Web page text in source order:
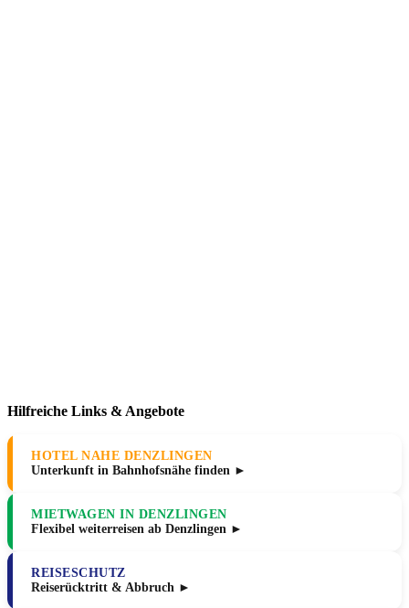
Hilfreiche Links & Angebote
HOTEL NAHE DENZLINGEN
Unterkunft in Bahnhofsnähe finden ►
MIETWAGEN IN DENZLINGEN
Flexibel weiterreisen ab Denzlingen ►
REISESCHUTZ
Reiserücktritt & Abbruch ►